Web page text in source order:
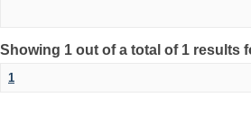
Showing 1 out of a total of 1
1